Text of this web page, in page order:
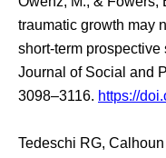
traumatic growth may
short-term
Journal of Social and
3098–3116. https://
Tedeschi RG,